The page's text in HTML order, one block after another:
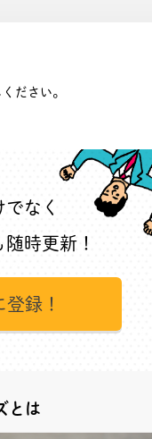
ださい。
なく
随時更新！
録！
とは